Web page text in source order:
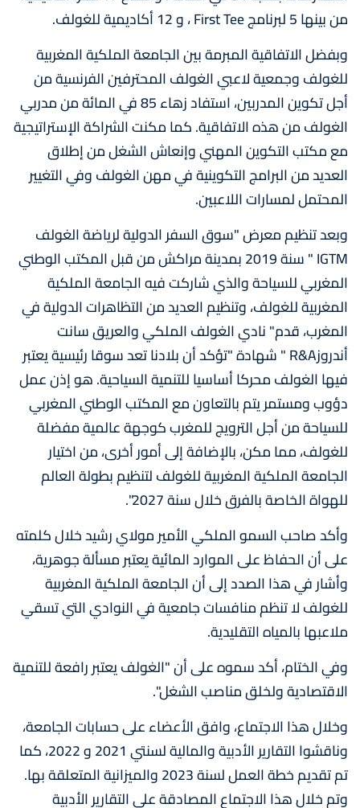
من بينها 5 لبرنامج First Tee ، و 12 أكاديمية للغولف.
وبفضل الاتفاقية المبرمة بين الجامعة الملكية المغربية
للغولف وجمعية لاعبي الغولف المحترفين الفرنسية من
أجل تكوين المدربين، استفاد زهاء 85 في المائة من مدربي
الغولف من هذه الاتفاقية. كما مكنت الشراكة الإستراتيجية
مع مكتب التكوين المهني وإنعاش الشغل من إطلاق
العديد من البرامج التكوينية في مهن الغولف وفي التغيير
المحتمل لمسارات اللاعبين.
وبعد تنظيم معرض "سوق السفر الدولية لرياضة الغولف
IGTM " سنة 2019 بمدينة مراكش من قبل المكتب الوطني
المغربي للسياحة والذي شاركت فيه الجامعة الملكية
المغربية للغولف، وتنظيم العديد من التظاهرات الدولية في
المغرب، قدم" نادي الغولف الملكي والعريق سانت
أندروزR&A " شهادة "تؤكد أن بلادنا تعد سوقا رئيسية يعتبر
فيها الغولف محركا أساسيا للتنمية السياحية. هو إذن عمل
دؤوب ومستمر يتم بالتعاون مع المكتب الوطني المغربي
للسياحة من أجل الترويج للمغرب كوجهة عالمية مفضلة
للغولف، مما مكن، بالإضافة إلى أمور أخرى، من اختيار
الجامعة الملكية المغربية للغولف لتنظيم بطولة العالم
للهواة الخاصة بالفرق خلال سنة 2027".
وأكد صاحب السمو الملكي الأمير مولاي رشيد خلال كلمته
على أن الحفاظ على الموارد المائية يعتبر مسألة جوهرية،
وأشار في هذا الصدد إلى أن الجامعة الملكية المغربية
للغولف لا تنظم منافسات جامعية في النوادي التي تسقي
ملاعبها بالمياه التقليدية.
وفي الختام، أكد سموه على أن "الغولف يعتبر رافعة للتنمية
الاقتصادية ولخلق مناصب الشغل".
وخلال هذا الاجتماع، وافق الأعضاء على حسابات الجامعة،
وناقشوا التقارير الأدبية والمالية لسنتي 2021 و 2022، كما
تم تقديم خطة العمل لسنة 2023 والميزانية المتعلقة بها.
وتم خلال هذا الاجتماع المصادقة على التقارير الأدبية